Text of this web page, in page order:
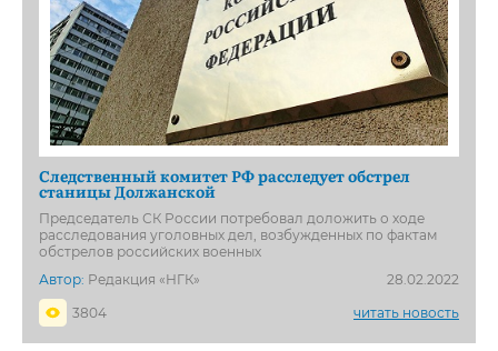
Следственный комитет РФ расследует обстрел
станицы Должанской
Председатель СК России потребовал доложить о ходе
расследования уголовных дел, возбужденных по фактам
обстрелов российских военных
Автор: Редакция «НГК»
28.02.2022
3804
читать новость